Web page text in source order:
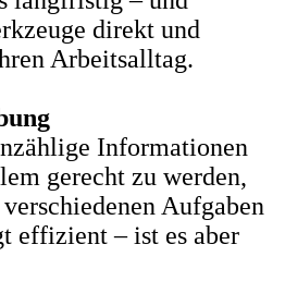
direkt und
Arbeitsalltag.
Informationen
gerecht zu werden,
Aufgaben
effizient – ist es aber